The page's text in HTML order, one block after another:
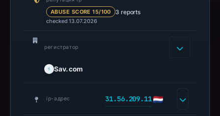
Safe
ABUSE SCORE 15/100 3 reports
checked 13.07.2026
регистратор
Sav.com
ip-адрес 31.56.209.11